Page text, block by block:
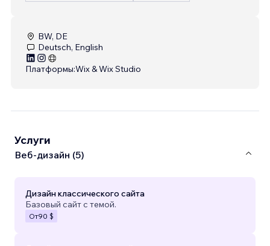
BW, DE
Deutsch, English
Платформы:Wix & Wix Studio
Услуги
Веб-дизайн (5)
Дизайн классического сайта
Базовый сайт с темой.
От90 $